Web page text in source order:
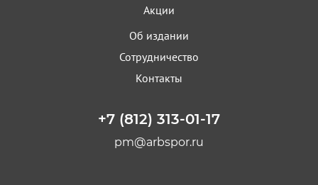
Акции
Об издании
Сотрудничество
Контакты
+7 (812) 313-01-17
pm@arbspor.ru